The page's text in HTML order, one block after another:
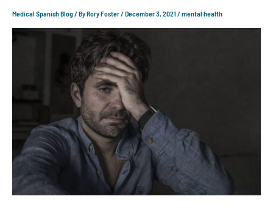
Medical Spanish Blog / ByRory Foster /December 3, 2021 /mental health